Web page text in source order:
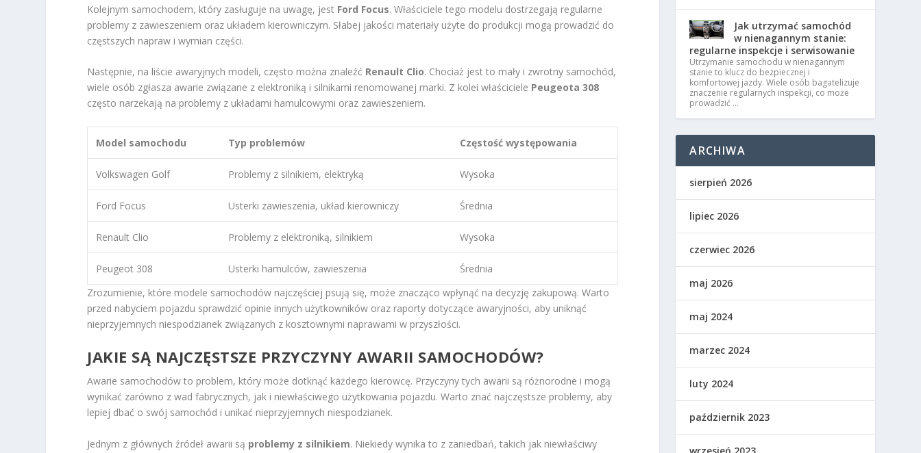
Kolejnym samochodem, który zasługuje na uwagę, jest Ford Focus. Właściciele tego modelu dostrzegają regularne
problemy z zawieszeniem oraz układem kierowniczym. Słabej jakości materiały użyte do produkcji mogą prowadzić do
częstszych napraw i wymian części.
Następnie, na liście awaryjnych modeli, często można znaleźć Renault Clio. Chociaż jest to mały i zwrotny samochód,
wiele osób zgłasza awarie związane z elektroniką i silnikami renomowanej marki. Z kolei właściciele Peugeota 308
często narzekają na problemy z układami hamulcowymi oraz zawieszeniem.
Model samochodu Typ problemów Częstość występowania
Volkswagen Golf Problemy z silnikiem, elektryką Wysoka
Ford Focus Usterki zawieszenia, układ kierowniczy Średnia
Renault Clio Problemy z elektroniką, silnikiem Wysoka
Peugeot 308 Usterki hamulców, zawieszenia
Średnia
Zrozumienie, które modele samochodów najczęściej psują się, może znacząco wpłynąć na decyzję zakupową. Warto
przed nabyciem pojazdu sprawdzić opinie innych użytkowników oraz raporty dotyczące awaryjności, aby uniknąć
nieprzyjemnych niespodzianek związanych z kosztownymi naprawami w przyszłości.
JAKIE SĄ NAJCZĘSTSZE PRZYCZYNY AWARII SAMOCHODÓW?
Awarie samochodów to problem, który może dotknąć każdego kierowcę. Przyczyny tych awarii są różnorodne i mogą
wynikać zarówno z wad fabrycznych, jak i niewłaściwego użytkowania pojazdu. Warto znać najczęstsze problemy, aby
lepiej dbać o swój samochód i unikać nieprzyjemnych niespodzianek.
Jednym z głównych źródeł awarii są problemy z silnikiem. Niekiedy wynika to z zaniedbań, takich jak niewłaściwy
Jak utrzymać samochód
w nienagannym stanie:
regularne inspekcje i serwisowanie
Utrzymanie samochodu w nienagannym
stanie to klucz do bezpiecznej i
komfortowej jazdy. Wiele osób bagatelizuje
znaczenie regularnych inspekcji, co może
prowadzić …
ARCHIWA
sierpień 2026
lipiec 2026
czerwiec 2026
maj 2026
maj 2024
marzec 2024
luty 2024
październik 2023
wrzesień 2023